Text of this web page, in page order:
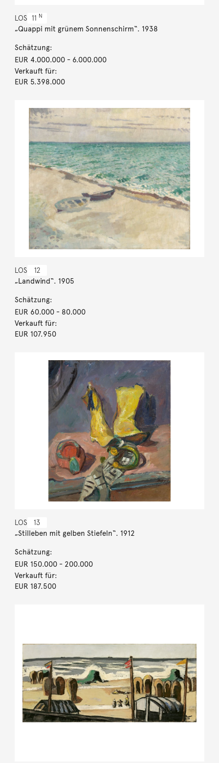
LOS 11 N
„Quappi mit grünem Sonnenschirm“. 1938
Schätzung:
EUR 4.000.000- 6.000.000
Verkauft für:
EUR 5.398.000
LOS 12
„Landwind“. 1905
Schätzung:
EUR 60.000- 80.000
Verkauft für:
EUR 107.950
LOS 13
„Stilleben mit gelben Stiefeln“. 1912
Schätzung:
EUR 150.000- 200.000
Verkauft für:
EUR 187.500